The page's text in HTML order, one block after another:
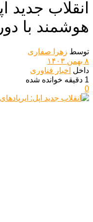
انقلاب جدید
هوشمند با
توسط زهرا صفاری
۸ بهمن ۱۴۰۳
داخل اخبار فناوری
1 دقیقه خوانده شده
0